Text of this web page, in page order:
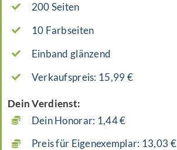
200 Seiten
10 Farbseiten
Einband glänzend
Verkaufspreis: 15,99 €
Dein Verdienst:
Dein Honorar: 1,44 €
Preis für Eigenexemplar: 13,03 €